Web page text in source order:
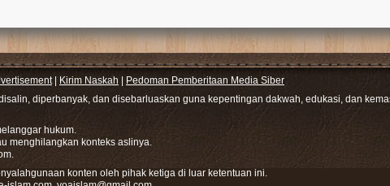
| Kirim Naskah
Pedoman Pemberitaan Media Siber
diperbanyak, dan disebarluaskan guna kepentingan dakwah, edukasi, dan
hukum.
menghilangkan konteks aslinya.
konten oleh pihak ketiga di luar ketentuan ini.